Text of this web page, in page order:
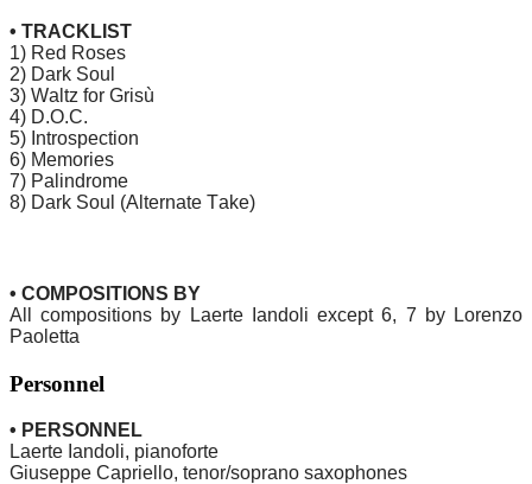
• TRACKLIST
1) Red Roses
2) Dark Soul
3) Waltz for Grisù
4) D.O.C.
5) Introspection
6) Memories
7) Palindrome
8) Dark Soul (Alternate Take)
• COMPOSITIONS BY
All compositions by Laerte Iandoli except 6, 7 by Lorenzo
Paoletta
Personnel
• PERSONNEL
Laerte Iandoli, pianoforte
Giuseppe Capriello, tenor/soprano saxophones